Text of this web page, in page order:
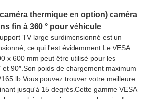
thermique en option) caméra
fin à 360 ° pour véhicule
TV large surdimensionné est un
ce qui l'est évidemment.Le VESA
x 600 mm peut être utilisé pour les
et 90″.Son poids de chargement maximum
lb.Vous pouvez trouver votre meilleure
jusqu'à 15 degrés.Cette gamme VESA